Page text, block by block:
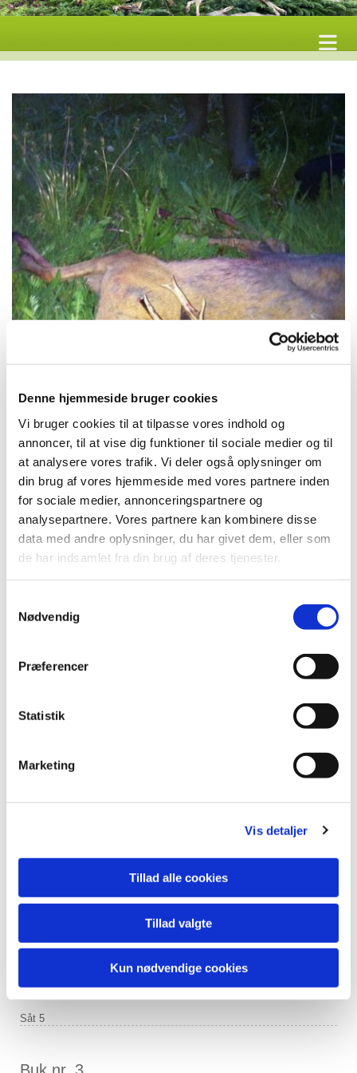
Denne hjemmeside bruger cookies
Vi bruger cookies til at tilpasse vores indhold og
annoncer, til at vise dig funktioner til sociale medier og til
at analysere vores trafik. Vi deler også oplysninger om
din brug af vores hjemmeside med vores partnere inden
for sociale medier, annonceringspartnere og
analysepartnere. Vores partnere kan kombinere disse
data med andre oplysninger, du har givet dem, eller som
de har indsamlet fra din brug af deres tjenester.
Nødvendig
Præferencer
Statistik
Marketing
Vis detaljer
Tillad alle cookies
Tillad valgte
Kun nødvendige cookies
Buk nr. 1
Nedlagt af Kim Larsen - såt 4
Skudt af Per Kyhn d. 22/5
Såt 5